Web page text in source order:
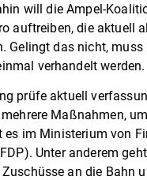
will die Ampel-
auftreiben, die aktuell
Gelingt das nicht, muss
verhandelt werden.
prüfe aktuell
Maßnahmen,
es im Ministerium von
Unter anderem
an die Bahn